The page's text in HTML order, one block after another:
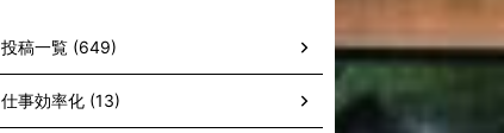
投稿一覧 (649)
仕事効率化 (13)